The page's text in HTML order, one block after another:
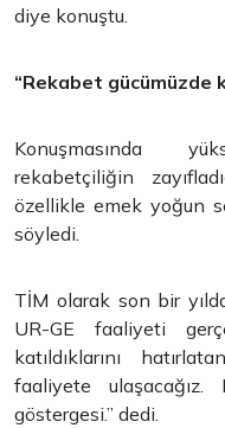
diye konuştu.
“Rekabet gücümüzde
Konuşmasında
rekabetçiliğin
özellikle emek yoğun
söyledi.
TİM olarak son bir
UR-GE faaliyeti
katıldıklarını
faaliyete
göstergesi.” dedi.